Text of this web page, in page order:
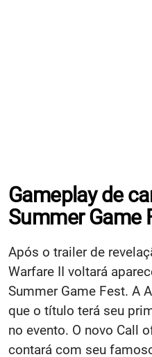
Gameplay de
Summer Game
Após o trailer de
Warfare II voltará
Summer Game Fest. A
que o título terá seu
no evento. O novo Call
contará com seu